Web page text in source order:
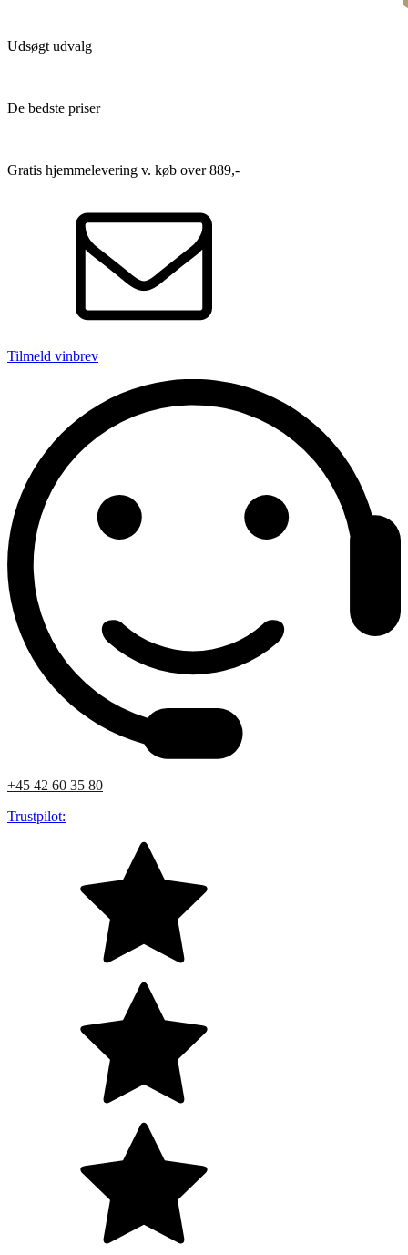
Udsøgt udvalg
De bedste priser
Gratis hjemmelevering v. køb over 889,-
Tilmeld vinbrev
+45 42 60 35 80
Trustpilot: